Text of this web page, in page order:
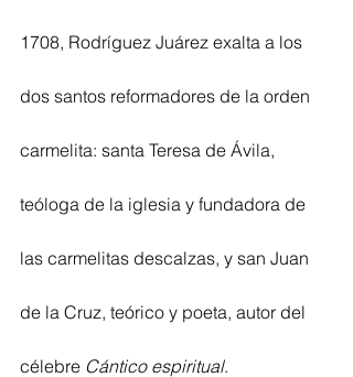
1708, Rodríguez Juárez exalta a los
dos santos reformadores de la orden
carmelita: santa Teresa de Ávila,
teóloga de la iglesia y fundadora de
las carmelitas descalzas, y san Juan
de la Cruz, teórico y poeta, autor del
célebre Cántico espiritual.